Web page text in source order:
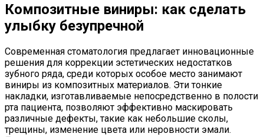
Композитные виниры: как сделать
улыбку безупречной
Современная стоматология предлагает инновационные
решения для коррекции эстетических недостатков
зубного ряда, среди которых особое место занимают
виниры из композитных материалов. Эти тонкие
накладки, изготавливаемые непосредственно в полости
рта пациента, позволяют эффективно маскировать
различные дефекты, такие как небольшие сколы,
трещины, изменение цвета или неровности эмали.